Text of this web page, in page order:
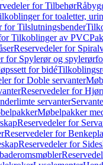
for Tilbehør
for toaletter,
for Tilslutningsbender
Tilkoblinger av PVC
Reservedeler for
for Spylerør og
for bidé
for Doble servanter
Reservedeler for
servanter
Møbelpakker
Reservedeler for
Reservedeler for
Reservedeler for